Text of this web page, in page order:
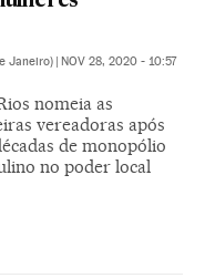
Janeiro)
NOV 28, 2020 - 10:57
nomeia as
vereadoras após
de monopólio
no poder local